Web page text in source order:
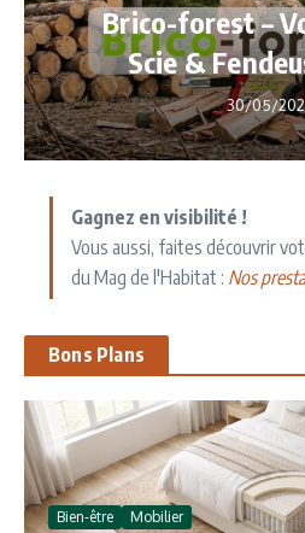
Brico-forest –
Scie &
30/05/
Gagnez en visibilité !
Vous aussi, faites découvrir
du Mag de l'Habitat : Nos
Bons Plans
Bien-être Mobilier